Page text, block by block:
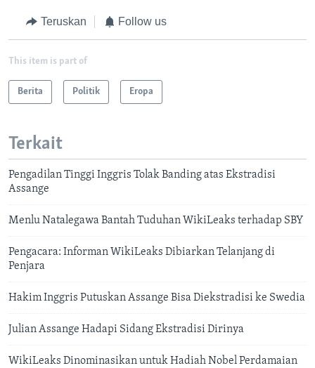
Teruskan Follow us
This item is part of
Berita Politik Eropa
Terkait
Pengadilan Tinggi Inggris Tolak Banding atas Ekstradisi
Assange
Menlu Natalegawa Bantah Tuduhan WikiLeaks terhadap SBY
Pengacara: Informan WikiLeaks Dibiarkan Telanjang di
Penjara
Hakim Inggris Putuskan Assange Bisa Diekstradisi ke Swedia
Julian Assange Hadapi Sidang Ekstradisi Dirinya
WikiLeaks Dinominasikan untuk Hadiah Nobel Perdamaian